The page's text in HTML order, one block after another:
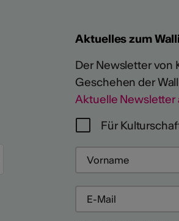
Aktuelles zum
Der Newsletter von
Geschehen der
Aktuelle Newsletter
Für